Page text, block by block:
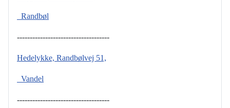
Randbøl
------------------------------------
Hedelykke, Randbølvej 51,
Vandel
------------------------------------